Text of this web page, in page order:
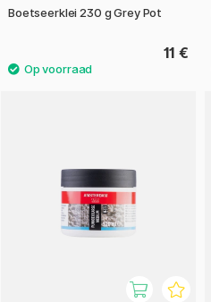
Boetseerklei 230 g Grey Pot
11 €